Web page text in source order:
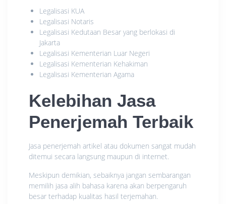
Legalisasi KUA
Legalisasi Notaris
Legalisasi Kedutaan Besar yang berlokasi di
Jakarta
Legalisasi Kementerian Luar Negeri
Legalisasi Kementerian Kehakiman
Legalisasi Kementerian Agama
Kelebihan Jasa
Penerjemah Terbaik
Jasa penerjemah artikel atau dokumen sangat mudah
ditemui secara langsung maupun di internet.
Meskipun demikian, sebaiknya jangan sembarangan
memilih jasa alih bahasa karena akan berpengaruh
besar terhadap kualitas hasil terjemahan.